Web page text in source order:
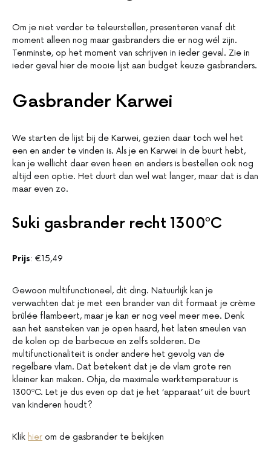
Om je niet verder te teleurstellen, presenteren vanaf dit
moment alleen nog maar gasbranders die er nog wél zijn.
Tenminste, op het moment van schrijven in ieder geval. Zie in
ieder geval hier de mooie lijst aan budget keuze gasbranders.
Gasbrander Karwei
We starten de lijst bij de Karwei, gezien daar toch wel het
een en ander te vinden is. Als je en Karwei in de buurt hebt,
kan je wellicht daar even heen en anders is bestellen ook nog
altijd een optie. Het duurt dan wel wat langer, maar dat is dan
maar even zo.
Suki gasbrander recht 1300ºC
Prijs: €15,49
Gewoon multifunctioneel, dit ding. Natuurlijk kan je
verwachten dat je met een brander van dit formaat je crème
brûlée flambeert, maar je kan er nog veel meer mee. Denk
aan het aansteken van je open haard, het laten smeulen van
de kolen op de barbecue en zelfs solderen. De
multifunctionaliteit is onder andere het gevolg van de
regelbare vlam. Dat betekent dat je de vlam grote ren
kleiner kan maken. Ohja, de maximale werktemperatuur is
1300ºC. Let je dus even op dat je het ‘apparaat’ uit de buurt
van kinderen houdt?
Klik hier om de gasbrander te bekijken